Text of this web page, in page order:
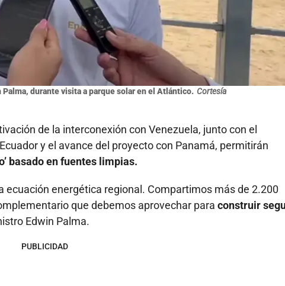
durante visita a parque solar en el Atlántico. Cortesía
de la interconexión con Venezuela, junto con el
y el avance del proyecto con Panamá, permitirán
basado en fuentes limpias.
ecuación energética regional. Compartimos más de 2.200
que debemos aprovechar para construir
Edwin Palma.
PUBLICIDAD